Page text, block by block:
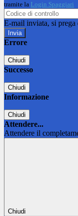
tramite la Login Spaggiari
E-mail inviata, si prega
Errore
Chiudi
Successo
Chiudi
Informazione
Chiudi
Attendere...
Attendere il
Chiudi